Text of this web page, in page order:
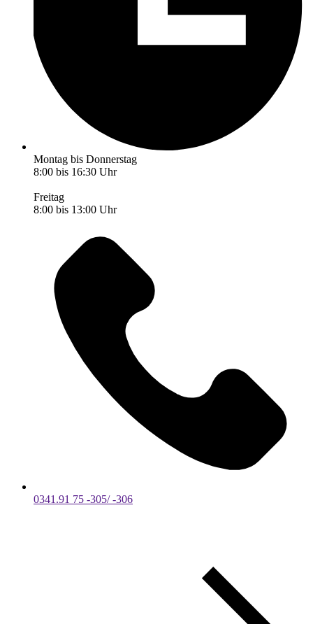
Montag bis Donnerstag
8:00 bis 16:30 Uhr
Freitag
8:00 bis 13:00 Uhr
0341.91 75 -305/ -306